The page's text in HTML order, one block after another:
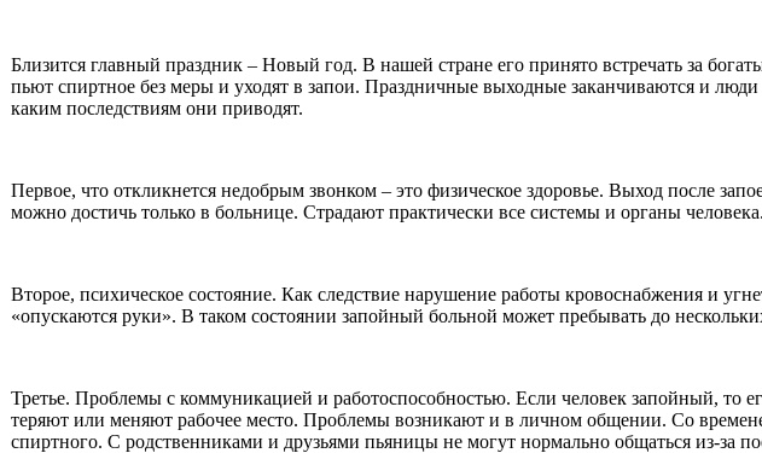
Близится главный праздник – Новый год. В нашей стране его принято встречать за
пьют спиртное без меры и уходят в запои. Праздничные выходные заканчиваются и
каким последствиям они приводят.
Первое, что откликнется недобрым звонком – это физическое здоровье. Выход после
можно достичь только в больнице. Страдают практически все системы и органы
Второе, психическое состояние. Как следствие нарушение работы кровоснабжения и
«опускаются руки». В таком состоянии запойный больной может пребывать до
Третье. Проблемы с коммуникацией и работоспособностью. Если человек запойный,
теряют или меняют рабочее место. Проблемы возникают и в личном общении. Со
спиртного. С родственниками и друзьями пьяницы не могут нормально общаться из-за